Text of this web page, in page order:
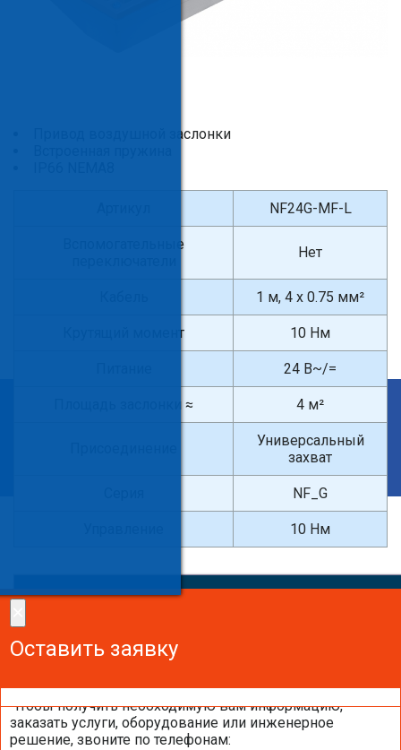
Привод воздушной заслонки
NF24G-MF-L
Вспомогательные
Нет
1 м, 4 x 0.75 мм²
Крутящий момент 10 Нм
24 В~/=
Площадь заслонки ≈ 4 м²
Универсальный
захват
NF_G
10 Нм
Оставить заявку
Оставить заявку
Чтобы получить необходимую вам информацию,
заказать услуги, оборудование или инженерное
решение, звоните по телефонам:
Оставить заявку